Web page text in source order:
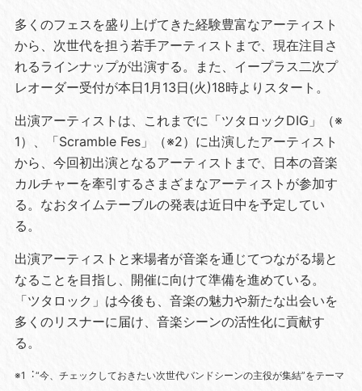
多くのフェスを盛り上げてきた経験豊富なアーティスト
から、次世代を担う若手アーティストまで、現在注目さ
れるラインナップが出演する。また、イープラス二次プ
レオーダー受付が本日1月13日(火)18時よりスタート。
出演アーティストは、これまでに「ツタロックDIG」（※
1）、「Scramble Fes」（※2）に出演したアーティスト
から、今回初出演となるアーティストまで、日本の音楽
カルチャーを牽引するさまざまなアーティストが参加す
る。なおタイムテーブルの発表は近日中を予定してい
る。
出演アーティストと来場者が音楽を通じてつながる場と
なることを目指し、開催に向けて準備を進めている。
「ツタロック」は今後も、音楽の魅力や新たな出会いを
多くのリスナーに届け、音楽シーンの活性化に貢献す
る。
※1︓“今、チェックしておきたい次世代バンドシーンの主役が集結”をテーマ